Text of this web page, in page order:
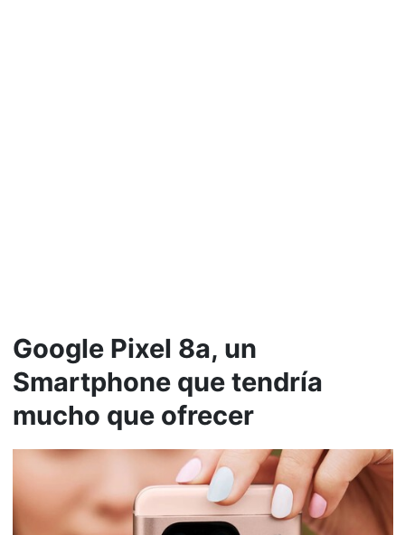
Google Pixel 8a, un
Smartphone que tendría
mucho que ofrecer